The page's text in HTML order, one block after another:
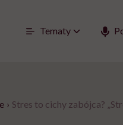
Tematy
› Stres to cichy zabójca?